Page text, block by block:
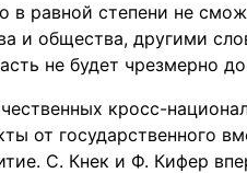
в равной степени не
и общества, другими
не будет чрезмерно
кросс-
от государственного
С. Кнек и Ф. Кифер